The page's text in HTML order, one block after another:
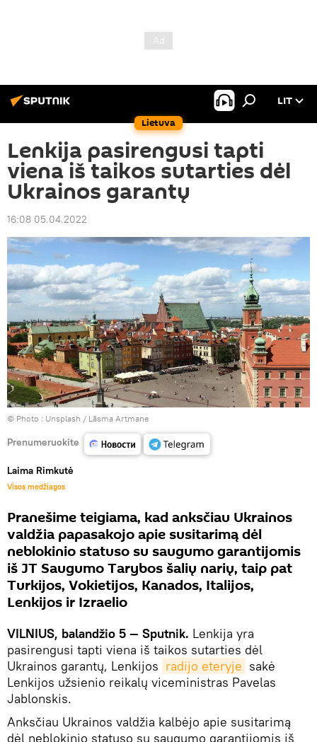
Lietuva
LIT
Lenkija pasirengusi tapti
viena iš taikos sutarties dėl
Ukrainos garantų
16:08 05.04.2022
© Photo : Unsplash / Lāsma Artmane
Prenumeruokite
Laima Rimkutė
Visos medžiagos
Pranešime teigiama, kad anksčiau Ukrainos
valdžia papasakojo apie susitarimą dėl
neblokinio statuso su saugumo garantijomis
iš JT Saugumo Tarybos šalių narių, taip pat
Turkijos, Vokietijos, Kanados, Italijos,
Lenkijos ir Izraelio
VILNIUS, balandžio 5 — Sputnik. Lenkija yra
pasirengusi tapti viena iš taikos sutarties dėl
Ukrainos garantų, Lenkijos radijo eteryje sakė
Lenkijos užsienio reikalų viceministras Pavelas
Jablonskis.
Anksčiau Ukrainos valdžia kalbėjo apie susitarimą
dėl neblokinio statuso su saugumo garantijomis iš